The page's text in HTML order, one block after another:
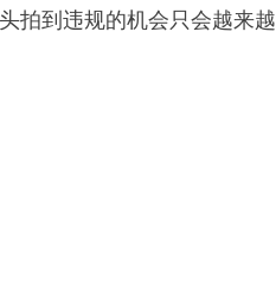
拍到违规的机会只会越来越